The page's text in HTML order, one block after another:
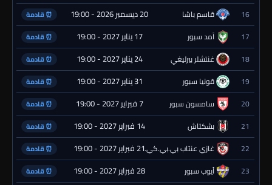
16 قاسم باشا 20 ديسمبر 2026 - 19:00 ⏰ قادمة
17 آمد سبور 17 يناير 2027 - 19:00 ⏰ قادمة
18 غنتشلر بيرليغي 24 يناير 2027 - 19:00 ⏰ قادمة
19 قونيا سبور 31 يناير 2027 - 19:00 ⏰ قادمة
20 سامسون سبور 7 فبراير 2027 - 19:00 ⏰ قادمة
21 بشكتاش 14 فبراير 2027 - 19:00 ⏰ قادمة
22 غازي عنتاب بي.بي.كي.21 فبراير 2027 - 19:00 ⏰ قادمة
23 أيوب سبور 28 فبراير 2027 - 19:00 ⏰ قادمة